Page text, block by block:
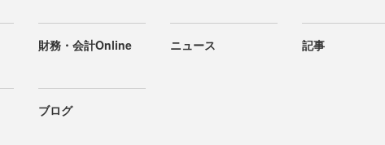
財務・会計Online ニュース 記事
ブログ